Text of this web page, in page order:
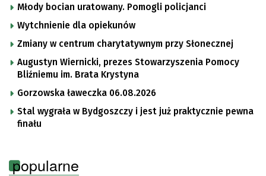
Młody bocian uratowany. Pomogli policjanci
Wytchnienie dla opiekunów
Zmiany w centrum charytatywnym przy Słonecznej
Augustyn Wiernicki, prezes Stowarzyszenia Pomocy
Bliźniemu im. Brata Krystyna
Gorzowska ławeczka 06.08.2026
Stal wygrała w Bydgoszczy i jest już praktycznie pewna
finału
popularne